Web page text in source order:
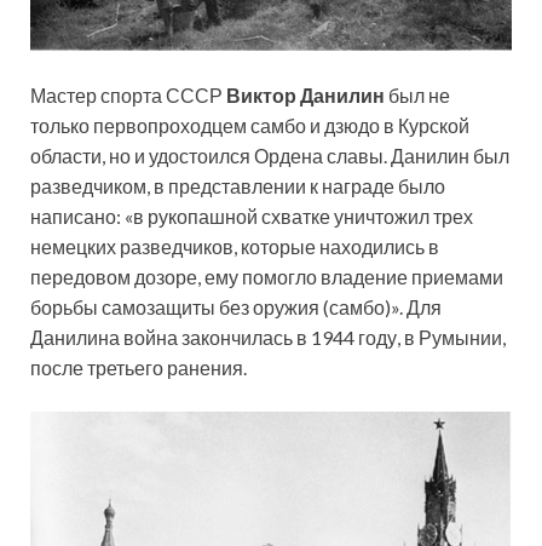
Мастер спорта СССР Виктор Данилин был не
только первопроходцем самбо и дзюдо в Курской
области, но и удостоился Ордена славы. Данилин был
разведчиком, в представлении к награде было
написано: «в рукопашной схватке уничтожил трех
немецких разведчиков, которые находились в
передовом дозоре, ему помогло владение приемами
борьбы самозащиты без оружия (самбо)». Для
Данилина война закончилась в 1944 году, в Румынии,
после третьего ранения.